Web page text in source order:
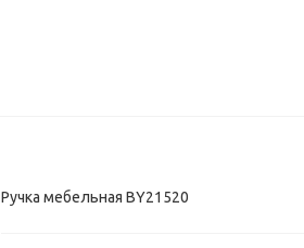
Ручка мебельная BY21520